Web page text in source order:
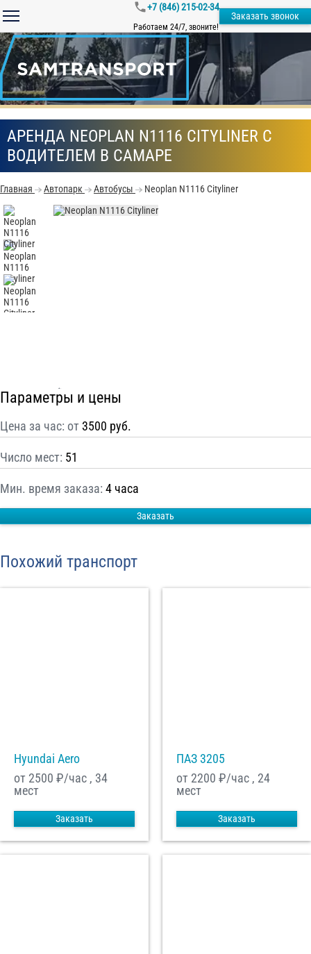
+7 (846) 215-02-34
Работаем 24/7, звоните!
Заказать звонок
АРЕНДА NEOPLAN N1116 CITYLINER С
ВОДИТЕЛЕМ В САМАРЕ
Главная Автопарк Автобусы Neoplan N1116 Cityliner
Параметры и цены
Цена за час: от 3500 руб.
Число мест: 51
Мин. время заказа: 4 часа
Заказать
Похожий транспорт
Hyundai Aero
от 2500 ₽/час , 34
мест
Заказать
ПАЗ 3205
от 2200 ₽/час , 24
мест
Заказать